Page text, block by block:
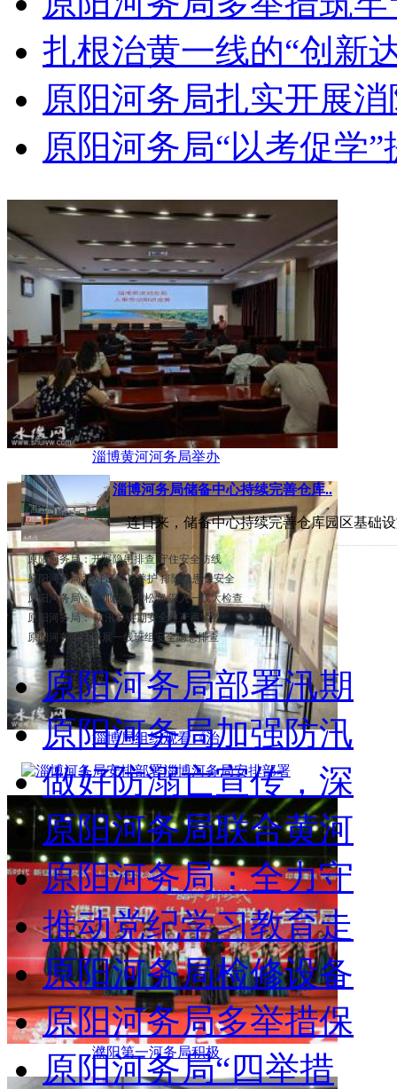
扎根治黄一线的“创新
原阳河务局扎实开展
原阳河务局“以考促学
淄博黄河河务局举办
淄博局组织观看《治
淄博河务局安排部署
濮阳第一河务局积极
淄博河务局储备中心持续完善仓库..
连日来，储备中心持续完善仓库园区基础
原阳河务局：开展隐患排查 守住安全防线
原阳河务局 抓好巡查与养护 排除隐患保安全
原阳河务局：严抓安全不松懈 深入一线大检查
原阳河务局： 防汛关键期安全生产再紧弦
原阳河务局：开展一线班组安全隐患排查
原阳河务局部署汛期
原阳河务局加强防汛
做好防溺亡宣传，深
原阳河务局联合黄河
原阳河务局：全力守
推动党纪学习教育走
原阳河务局检修设备
原阳河务局多举措保
原阳河务局“四举措